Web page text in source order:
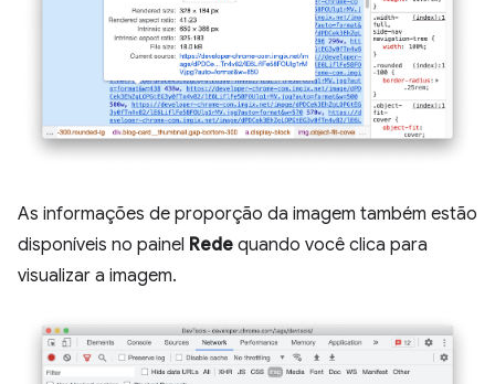
As informações de proporção da imagem também estão
disponíveis no painel Rede quando você clica para
visualizar a imagem.